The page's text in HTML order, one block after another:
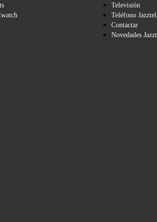
Televisión
Teléfono Jazztel
Contactar
Novedades